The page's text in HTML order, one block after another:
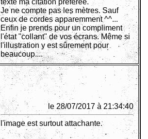
texte ma citation préférée.
Je ne compte pas les mètres. Sauf
ceux de cordes apparemment ^^...
Enfin je prends pour un compliment
l'état "collant" de vos écrans. Même si
l'illustration y est sûrement pour
beaucoup....
le 28/07/2017 à 21:34:40
l'image est surtout attachante.